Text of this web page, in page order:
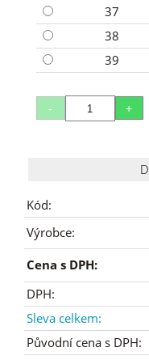
37
38
39
Kód:
Výrobce:
Cena s DPH:
DPH:
Sleva celkem:
Původní cena s DPH: